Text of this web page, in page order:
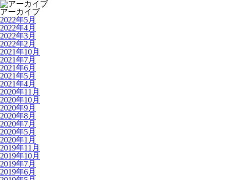
アーカイブ
2022年5月
2022年4月
2022年3月
2022年2月
2021年10月
2021年7月
2021年6月
2021年5月
2021年4月
2020年11月
2020年10月
2020年9月
2020年8月
2020年7月
2020年5月
2020年1月
2019年11月
2019年10月
2019年7月
2019年6月